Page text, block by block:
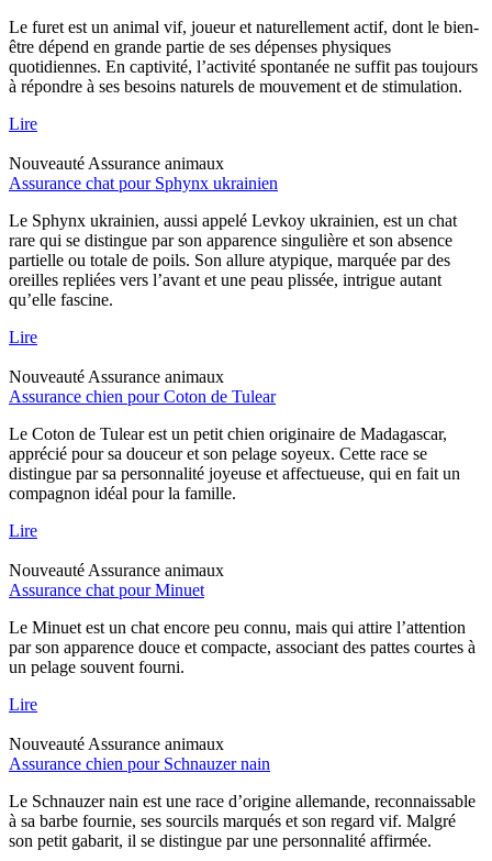
Le furet est un animal vif, joueur et naturellement actif, dont le bien-
être dépend en grande partie de ses dépenses physiques
quotidiennes. En captivité, l’activité spontanée ne suffit pas toujours
à répondre à ses besoins naturels de mouvement et de stimulation.
Lire
Nouveauté Assurance animaux
Assurance chat pour Sphynx ukrainien
Le Sphynx ukrainien, aussi appelé Levkoy ukrainien, est un chat
rare qui se distingue par son apparence singulière et son absence
partielle ou totale de poils. Son allure atypique, marquée par des
oreilles repliées vers l’avant et une peau plissée, intrigue autant
qu’elle fascine.
Lire
Nouveauté Assurance animaux
Assurance chien pour Coton de Tulear
Le Coton de Tulear est un petit chien originaire de Madagascar,
apprécié pour sa douceur et son pelage soyeux. Cette race se
distingue par sa personnalité joyeuse et affectueuse, qui en fait un
compagnon idéal pour la famille.
Lire
Nouveauté Assurance animaux
Assurance chat pour Minuet
Le Minuet est un chat encore peu connu, mais qui attire l’attention
par son apparence douce et compacte, associant des pattes courtes à
un pelage souvent fourni.
Lire
Nouveauté Assurance animaux
Assurance chien pour Schnauzer nain
Le Schnauzer nain est une race d’origine allemande, reconnaissable
à sa barbe fournie, ses sourcils marqués et son regard vif. Malgré
son petit gabarit, il se distingue par une personnalité affirmée.